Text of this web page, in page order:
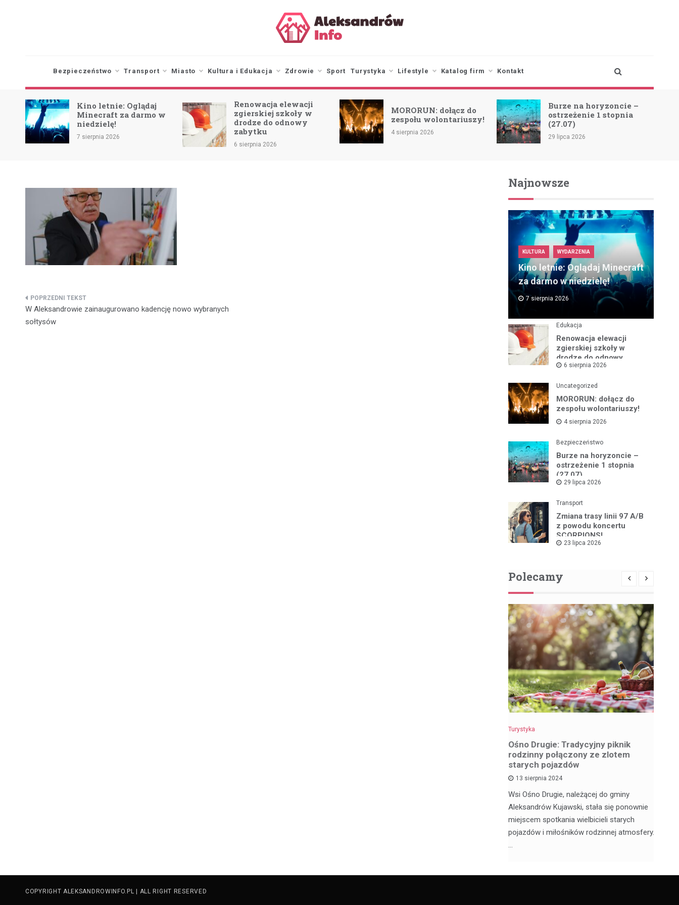
Bezpieczeństwo Transport Miasto Kultura i Edukacja Zdrowie Sport Turystyka Lifestyle Katalog firm Kontakt
Kino letnie: Oglądaj
Minecraft za darmo w
niedzielę!
7 sierpnia 2026
Renowacja elewacji
zgierskiej szkoły w
drodze do odnowy
zabytku
6 sierpnia 2026
MORORUN: dołącz do
zespołu wolontariuszy!
4 sierpnia 2026
Burze na horyzoncie –
ostrzeżenie 1 stopnia
(27.07)
29 lipca 2026
Nawigacja
wpisu
W Aleksandrowie zainaugurowano kadencję nowo wybranych
sołtysów
Najnowsze
KULTURA WYDARZENIA
Kino letnie: Oglądaj Minecraft
za darmo w niedzielę!
7 sierpnia 2026
Edukacja
Renowacja elewacji
zgierskiej szkoły w
drodze do odnowy
zabytku
6 sierpnia 2026
Uncategorized
MORORUN: dołącz do
zespołu wolontariuszy!
4 sierpnia 2026
Bezpieczeństwo
Burze na horyzoncie –
ostrzeżenie 1 stopnia
(27.07)
29 lipca 2026
Transport
Zmiana trasy linii 97 A/B
z powodu koncertu
SCORPIONS!
23 lipca 2026
Polecamy
Turystyka
Ośno Drugie: Tradycyjny piknik
rodzinny połączony ze zlotem
starych pojazdów
13 sierpnia 2024
Wsi Ośno Drugie, należącej do gminy
Aleksandrów Kujawski, stała się ponownie
miejscem spotkania wielbicieli starych
pojazdów i miłośników rodzinnej atmosfery.
COPYRIGHT ALEKSANDROWINFO.PL | ALL RIGHT RESERVED